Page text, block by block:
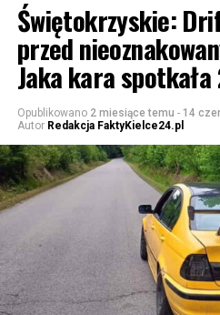
Świętokrzyskie:
przed
Jaka kara
Opublikowano 2 miesiące temu - 14
Autor Redakcja FaktyKielce24.pl